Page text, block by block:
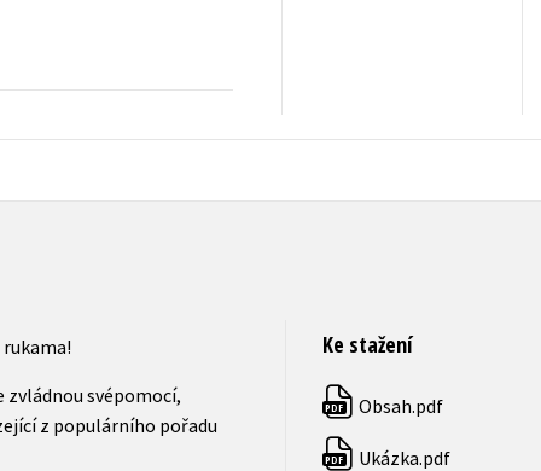
zvládnou svépomocí,
z populárního pořadu
Ke stažení
PDF Obsah.pdf
PDF Ukázka.pdf